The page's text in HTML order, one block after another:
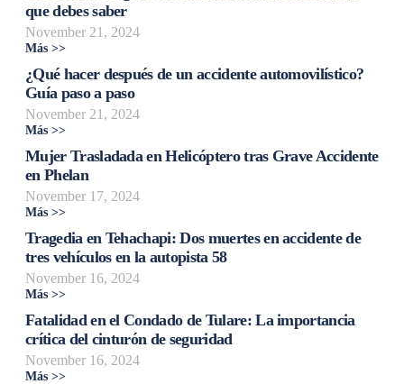
que debes saber
November 21, 2024
Más >>
¿Qué hacer después de un accidente automovilístico?
Guía paso a paso
November 21, 2024
Más >>
Mujer Trasladada en Helicóptero tras Grave Accidente
en Phelan
November 17, 2024
Más >>
Tragedia en Tehachapi: Dos muertes en accidente de
tres vehículos en la autopista 58
November 16, 2024
Más >>
Fatalidad en el Condado de Tulare: La importancia
crítica del cinturón de seguridad
November 16, 2024
Más >>